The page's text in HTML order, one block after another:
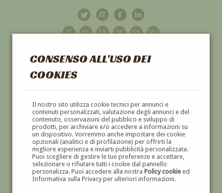
CONSENSO ALL'USO DEI
COOKIES
Il nostro sito utilizza cookie tecnici per annunci e
contenuti personalizzati, valutazione degli annunci e del
contenuto, osservazioni del pubblico e sviluppo di
prodotti, per archiviare e/o accedere a informazioni su
un dispositivo. Vorremmo anche impostare dei cookie
opzionali (analitici e di profilazione) per offrirti la
migliore esperienza e inviarti pubblicità personalizzata.
Puoi scegliere di gestire le tue preferenze e accettare,
selezionare o rifiutare tutti i cookie dal pannello
personalizza. Puoi accedere alla nostra Policy cookieed
Informativa sulla Privacy per ulteriori informazioni.
GALLERIAD'ARTE
DIPINTI E SCULTURE '800 E '900